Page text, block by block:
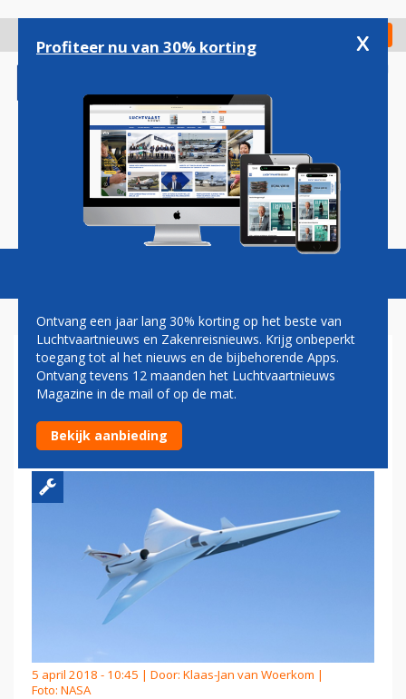
gaan
Check in
Magazine Podcasts Vacatures
NASA WIL SUPERSONISCH
PASSAGIERSVLIEGTUIG
FLUISTERSTIL MAKEN
5 april 2018 - 10:45 | Door: Klaas-Jan van Woerkom |
Foto: NASA
Profiteer nu van 30% korting x
Ontvang een jaar lang 30% korting op het beste van
Luchtvaartnieuws en Zakenreisnieuws. Krijg onbeperkt
toegang tot al het nieuws en de bijbehorende Apps.
Ontvang tevens 12 maanden het Luchtvaartnieuws
Magazine in de mail of op de mat.
Bekijk aanbieding